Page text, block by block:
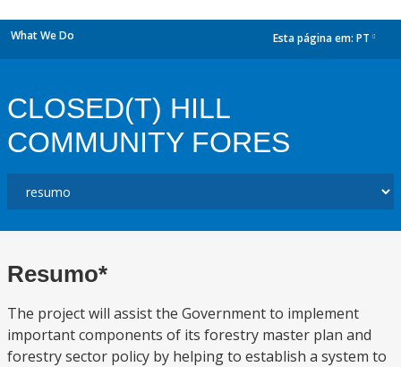
What We Do Esta página em: PT
CLOSED(T) HILL
COMMUNITY FORES
Resumo*
The project will assist the Government to implement
important components of its forestry master plan and
forestry sector policy by helping to establish a system to